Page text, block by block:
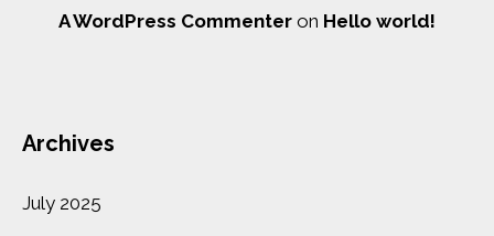
A WordPress Commenter on Hello world!
Archives
July 2025